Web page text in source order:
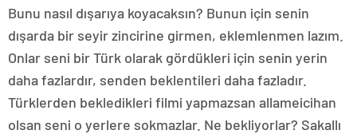
Bunu nasıl dışarıya koyacaksın? Bunun için senin
dışarda bir seyir zincirine girmen, eklemlenmen lazım.
Onlar seni bir Türk olarak gördükleri için senin yerin
daha fazlardır, senden beklentileri daha fazladır.
Türklerden bekledikleri filmi yapmazsan allameicihan
olsan seni o yerlere sokmazlar. Ne bekliyorlar? Sakallı